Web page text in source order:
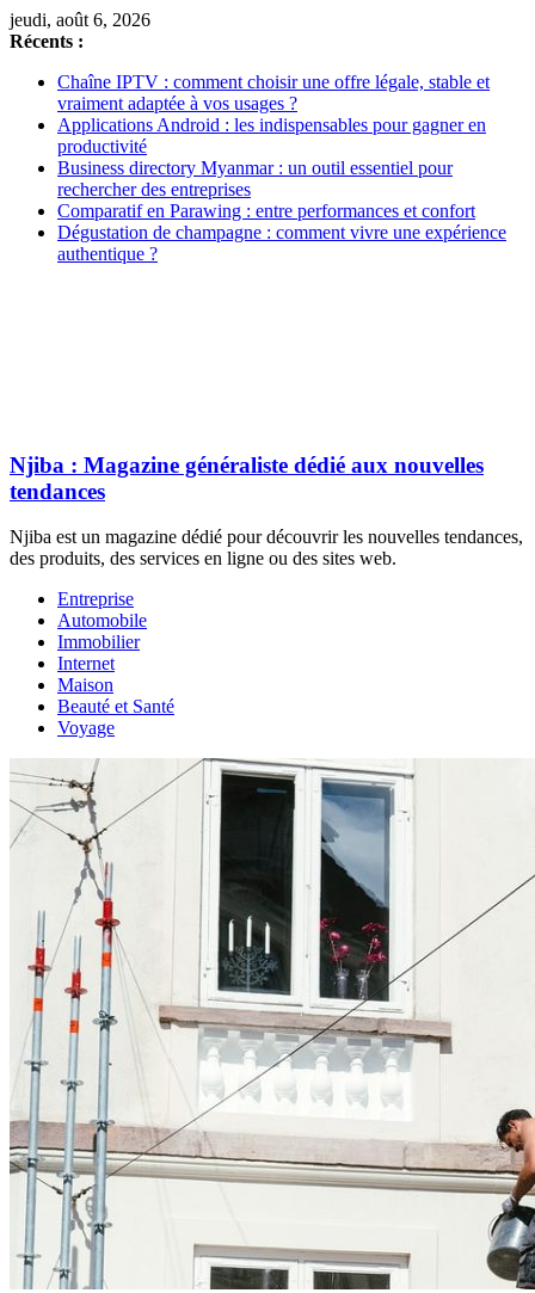
jeudi, août 6, 2026
Récents :
Chaîne IPTV : comment choisir une offre légale, stable et
vraiment adaptée à vos usages ?
Applications Android : les indispensables pour gagner en
productivité
Business directory Myanmar : un outil essentiel pour
rechercher des entreprises
Comparatif en Parawing : entre performances et confort
Dégustation de champagne : comment vivre une expérience
authentique ?
Njiba : Magazine généraliste dédié aux nouvelles
tendances
Njiba est un magazine dédié pour découvrir les nouvelles tendances,
des produits, des services en ligne ou des sites web.
Entreprise
Automobile
Immobilier
Internet
Maison
Beauté et Santé
Voyage